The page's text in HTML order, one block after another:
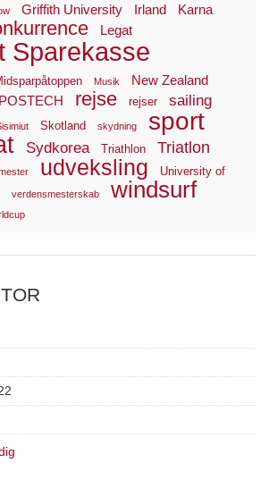
Griffith University Irland
Karna
Legat
Sparekasse
Musik New Zealand
POSTECH rejse rejser sailing
Skotland skydning sport
Sydkorea Triathlon Triatlon
udveksling
University of
verdensmesterskab windsurf